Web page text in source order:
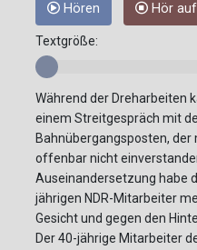
Hören Hör
Textgröße:
Während der Dreharbeiten
einem Streitgespräch mit
Bahnübergangsposten,
offenbar nicht
Auseinandersetzung habe
jährigen NDR-Mitarbeiter
Gesicht und gegen den
Der 40-jährige Mitarbeiter